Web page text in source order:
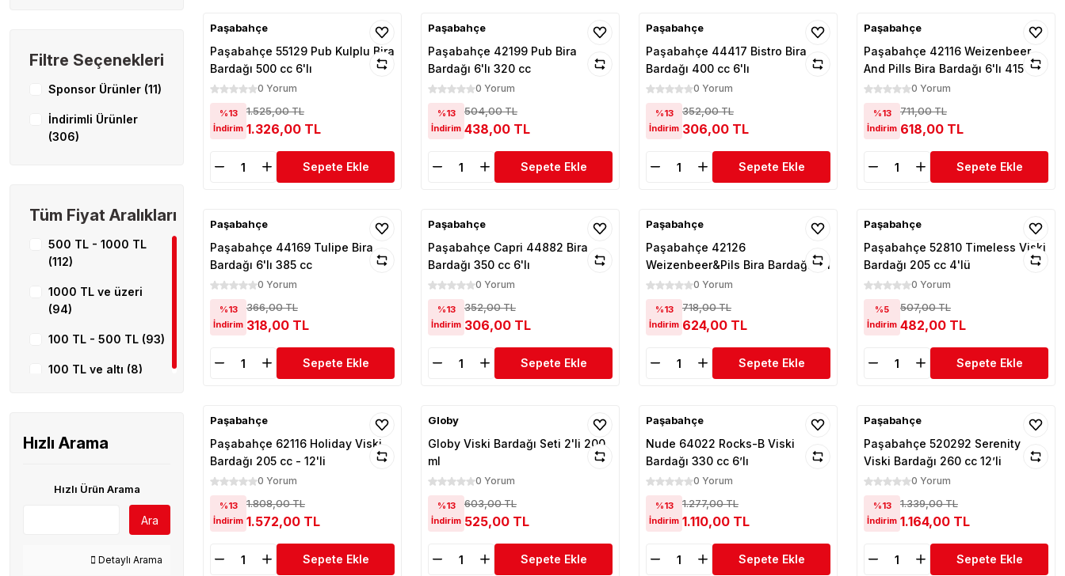
Filtre Seçenekleri
Sponsor Ürünler (11)
İndirimli Ürünler
(306)
Tüm Fiyat Aralıkları
500 TL - 1000 TL
(112)
1000 TL ve üzeri
(94)
100 TL - 500 TL (93)
100 TL ve altı (8)
Hızlı Arama
Hızlı Ürün Arama
Ara
Detaylı Arama
Paşabahçe
Paşabahçe 55129 Pub Kulplu Bira
Bardağı 500 cc 6'lı
0 Yorum
%13
İndirim
1.525,00 TL
1.326,00 TL
Sepete Ekle
Paşabahçe
Paşabahçe 42199 Pub Bira
Bardağı 6'lı 320 cc
0 Yorum
%13
İndirim
504,00 TL
438,00 TL
Sepete Ekle
Paşabahçe
Paşabahçe 44417 Bistro Bira
Bardağı 400 cc 6'lı
0 Yorum
%13
İndirim
352,00 TL
306,00 TL
Sepete Ekle
Paşabahçe
Paşabahçe 42116 Weizenbeer
And Pills Bira Bardağı 6'lı 415 cc
0 Yorum
%13
İndirim
711,00 TL
618,00 TL
Sepete Ekle
Paşabahçe
Paşabahçe 44169 Tulipe Bira
Bardağı 6'lı 385 cc
0 Yorum
%13
İndirim
366,00 TL
318,00 TL
Sepete Ekle
Paşabahçe
Paşabahçe Capri 44882 Bira
Bardağı 350 cc 6'lı
0 Yorum
%13
İndirim
352,00 TL
306,00 TL
Sepete Ekle
Paşabahçe
Paşabahçe 42126
Weizenbeer&Pils Bira Bardağı 6'lı
520 c
0 Yorum
%13
İndirim
718,00 TL
624,00 TL
Sepete Ekle
Paşabahçe
Paşabahçe 52810 Timeless Viski
Bardağı 205 cc 4'lü
0 Yorum
%5
İndirim
507,00 TL
482,00 TL
Sepete Ekle
Paşabahçe
Paşabahçe 62116 Holiday Viski
Bardağı 205 cc - 12'li
0 Yorum
%13
İndirim
1.808,00 TL
1.572,00 TL
Sepete Ekle
Globy
Globy Viski Bardağı Seti 2'li 200
ml
0 Yorum
%13
İndirim
603,00 TL
525,00 TL
Sepete Ekle
Paşabahçe
Nude 64022 Rocks-B Viski
Bardağı 330 cc 6’lı
0 Yorum
%13
İndirim
1.277,00 TL
1.110,00 TL
Sepete Ekle
Paşabahçe
Paşabahçe 520292 Serenity
Viski Bardağı 260 cc 12’li
0 Yorum
%13
İndirim
1.339,00 TL
1.164,00 TL
Sepete Ekle